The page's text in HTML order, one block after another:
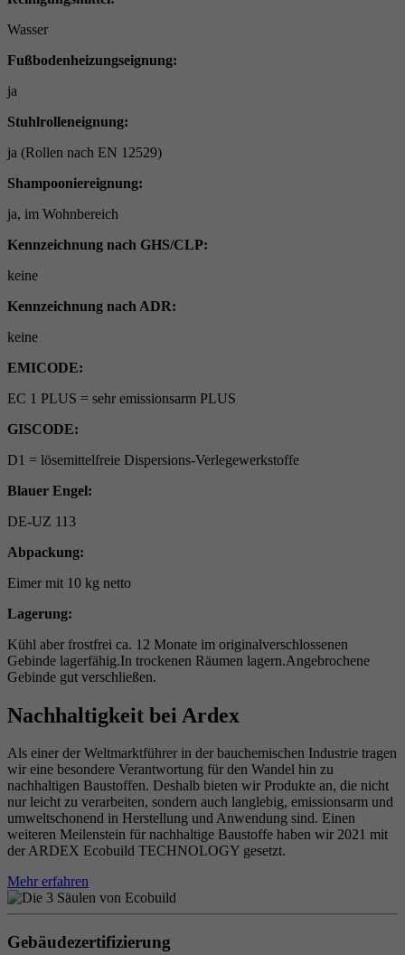
Wasser
Fußbodenheizungseignung:
ja
Stuhlrolleneignung:
ja (Rollen nach EN 12529)
Shampooniereignung:
ja, im Wohnbereich
Kennzeichnung nach GHS/CLP:
keine
Kennzeichnung nach ADR:
keine
EMICODE:
EC 1 PLUS = sehr emissionsarm PLUS
GISCODE:
D1 = lösemittelfreie Dispersions-Verlegewerkstoffe
Blauer Engel:
DE-UZ 113
Abpackung:
Eimer mit 10 kg netto
Lagerung:
Kühl aber frostfrei ca. 12 Monate im originalverschlossenen
Gebinde lagerfähig.In trockenen Räumen lagern.Angebrochene
Gebinde gut verschließen.
Nachhaltigkeit bei Ardex
Als einer der Weltmarktführer in der bauchemischen Industrie tragen
wir eine besondere Verantwortung für den Wandel hin zu
nachhaltigen Baustoffen. Deshalb bieten wir Produkte an, die nicht
nur leicht zu verarbeiten, sondern auch langlebig, emissionsarm und
umweltschonend in Herstellung und Anwendung sind. Einen
weiteren Meilenstein für nachhaltige Baustoffe haben wir 2021 mit
der ARDEX Ecobuild TECHNOLOGY gesetzt.
Mehr erfahren
Gebäudezertifizierung